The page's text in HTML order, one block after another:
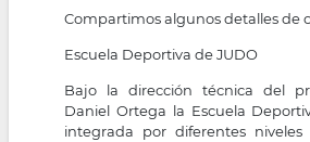
Compartimos algunos detalles de
Escuela Deportiva de JUDO
Bajo la dirección técnica del
Daniel Ortega la Escuela
integrada por diferentes